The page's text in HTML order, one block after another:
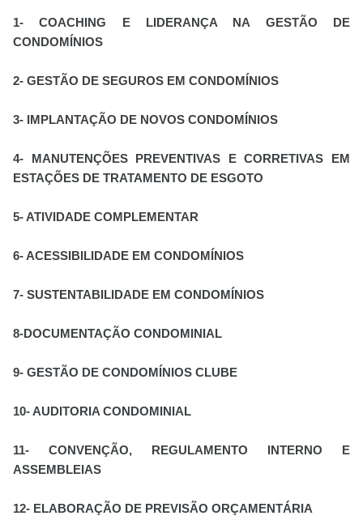
1- COACHING E LIDERANÇA NA GESTÃO DE
CONDOMÍNIOS
2- GESTÃO DE SEGUROS EM CONDOMÍNIOS
3- IMPLANTAÇÃO DE NOVOS CONDOMÍNIOS
4- MANUTENÇÕES PREVENTIVAS E CORRETIVAS EM
ESTAÇÕES DE TRATAMENTO DE ESGOTO
5- ATIVIDADE COMPLEMENTAR
6- ACESSIBILIDADE EM CONDOMÍNIOS
7- SUSTENTABILIDADE EM CONDOMÍNIOS
8-DOCUMENTAÇÃO CONDOMINIAL
9- GESTÃO DE CONDOMÍNIOS CLUBE
10- AUDITORIA CONDOMINIAL
11- CONVENÇÃO, REGULAMENTO INTERNO E
ASSEMBLEIAS
12- ELABORAÇÃO DE PREVISÃO ORÇAMENTÁRIA